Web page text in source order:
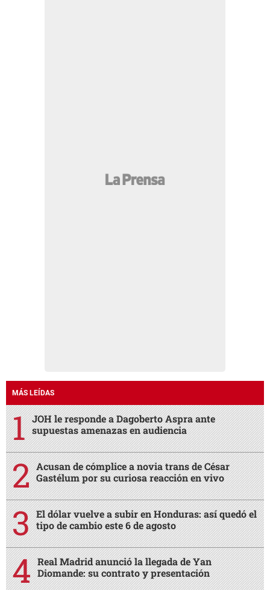
MÁS LEÍDAS
JOH le responde a Dagoberto Aspra ante
supuestas amenazas en audiencia
Acusan de cómplice a novia trans de César
Gastélum por su curiosa reacción en vivo
El dólar vuelve a subir en Honduras: así quedó el
tipo de cambio este 6 de agosto
Real Madrid anunció la llegada de Yan
Diomande: su contrato y presentación